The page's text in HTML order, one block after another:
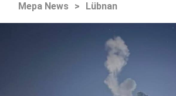
Mepa News > Lübnan